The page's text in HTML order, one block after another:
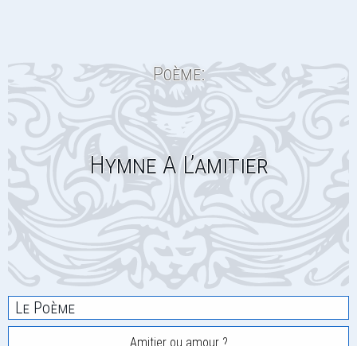
Poème:
Hymne A L’amitier
Le Poème
Amitier ou amour ?